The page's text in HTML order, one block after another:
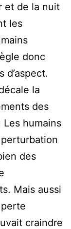
et de la nuit
les
donc
la
des
humains
des
Mais aussi
craindre